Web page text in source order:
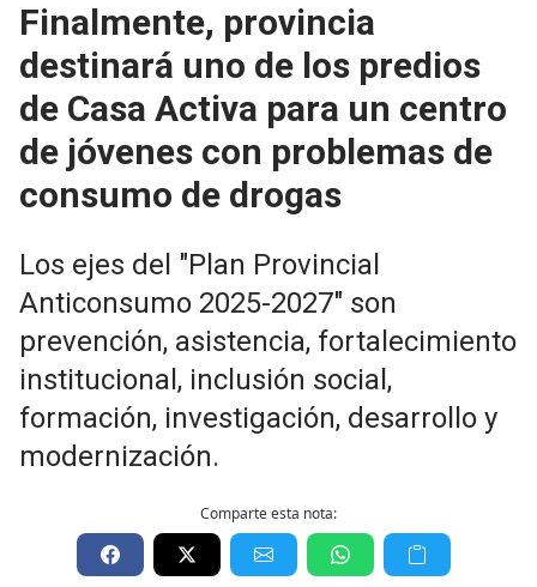
Finalmente, provincia
destinará uno de los predios
de Casa Activa para un centro
de jóvenes con problemas de
consumo de drogas
Los ejes del "Plan Provincial
Anticonsumo 2025-2027" son
prevención, asistencia, fortalecimiento
institucional, inclusión social,
formación, investigación, desarrollo y
modernización.
Comparte esta nota: